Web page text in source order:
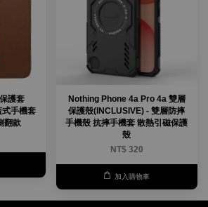
護套
手機套
翻款
Nothing Phone 4a Pro 4a 雙層
保護殼(INCLUSIVE) - 雙層防摔
手機殼 抗摔手機套 散熱引磁保護
殼
NT$ 320
加入購物車